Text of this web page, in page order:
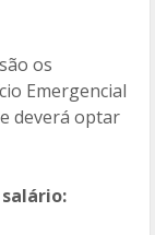
os
Emergencial
deverá optar